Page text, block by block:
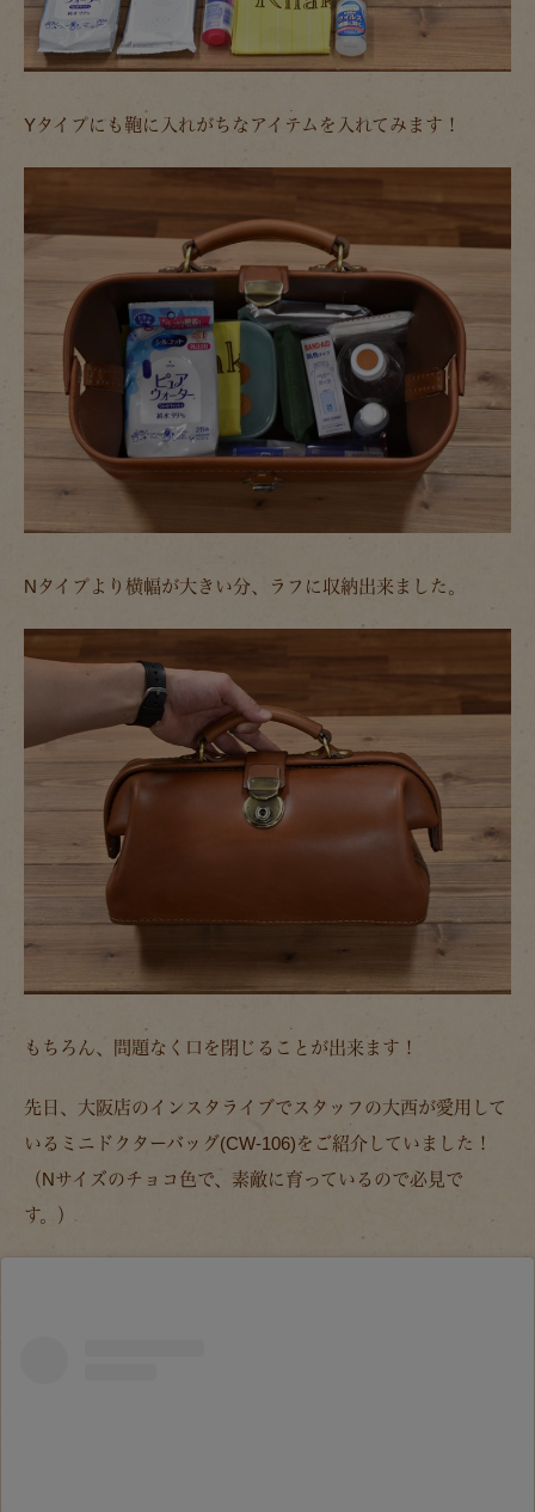
Yタイプにも鞄に入れがちなアイテムを入れてみます！
Nタイプより横幅が大きい分、ラフに収納出来ました。
もちろん、問題なく口を閉じることが出来ます！
先日、大阪店のインスタライブでスタッフの大西が愛用して
いるミニドクターバッグ(CW-106)をご紹介していました！
（Nサイズのチョコ色で、素敵に育っているので必見で
す。）